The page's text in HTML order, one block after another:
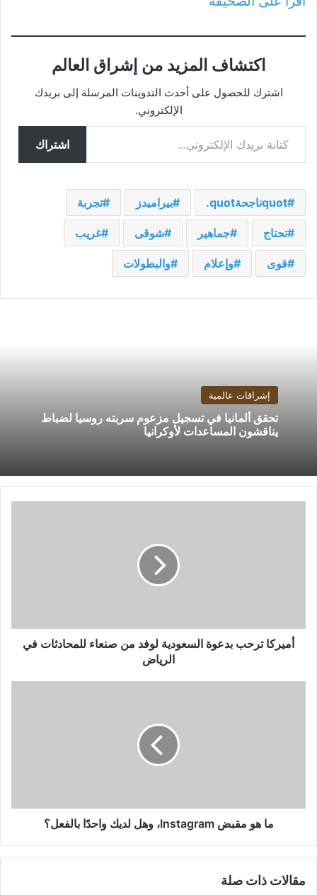
اكتشاف المزيد من إشراق العالم
اشترك للحصول على أحدث التدوينات المرسلة إلى بريدك
الإلكتروني.
كتابة بريدك الإلكتروني...
اشتراك
quotناجحةquot. بيراميدز تجربة
تحتاج جماهير شوقى غريب
قوى وإعلام والبطولات
إشراقات عالمية
تحقق ألمانيا في تسجيل مزعوم سربته روسيا لضباط
يناقشون المساعدات لأوكرانيا
في
الرياض
أميركا ترحب بدعوة السعودية لوفد من صنعاء للمحادثات في
الرياض
ما هو مقبض Instagram، وهل لديك واحدًا بالفعل؟
مقالات ذات صلة